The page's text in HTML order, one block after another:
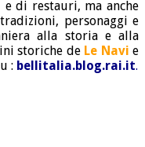
di restauri, ma anche
personaggi e
alla storia e alla
storiche de Le Navi e
: bellitalia.blog.rai.it.